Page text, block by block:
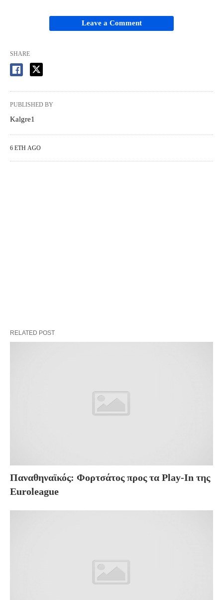
Leave a Comment
SHARE
PUBLISHED BY
Kalgre1
6 ΈΤΗ AGO
RELATED POST
Παναθηναϊκός: Φορτσάτος προς τα Play-In της
Euroleague